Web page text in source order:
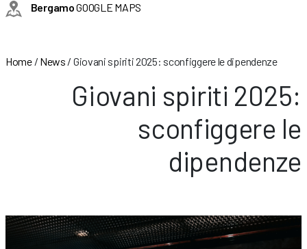
BergamoGOOGLE MAPS
Home/ News / Giovani spiriti 2025: sconfiggere le dipendenze
Giovani spiriti 2025:
sconfiggere le
dipendenze